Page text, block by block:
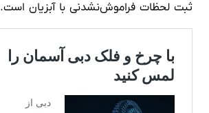
ثبت لحظات فراموش‌نشدنی با آبزیان است.